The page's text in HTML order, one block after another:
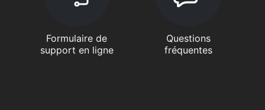
Formulaire de
support en ligne
Questions
fréquentes